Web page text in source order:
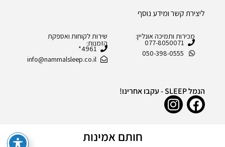
ליצירת קשר ומידע נוסף
מכירות ותמיכה אונליין:
077-8050071
050-398-0555
שירות לקוחות ואספקת
הזמנות:
4961*
info@nammalsleep.co.il
הנמל SLEEP - עקבו אחרינו!
חותם אמינות